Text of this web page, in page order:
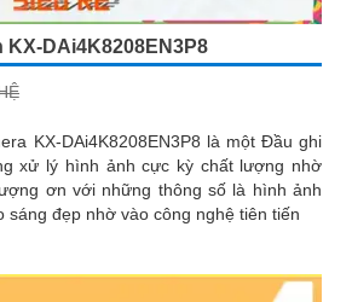
DAi4K8208EN3P8
KX-DAi4K8208EN3P8 là một Đầu ghi
xử lý hình ảnh cực kỳ chất lượng nhờ
sáng đẹp nhờ vào công nghệ tiên tiến